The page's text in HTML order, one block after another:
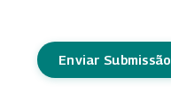
Enviar Submissão